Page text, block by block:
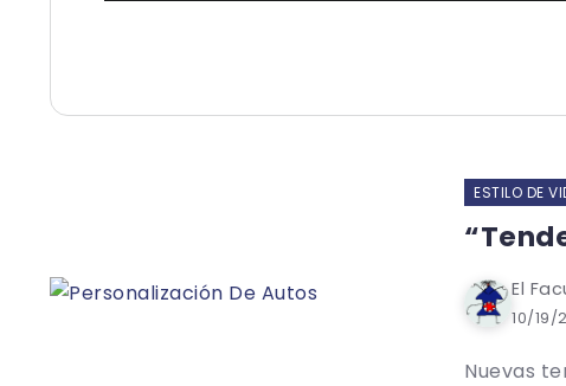
ESTILO DE
El
10/19/
Nuevas